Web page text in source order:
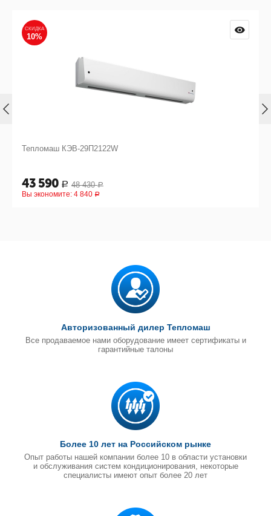
СКИДКА
10%
Тепломаш КЭВ-29П2122W
43 590 Р 48 430 Р
Вы экономите: 4 840 Р
Авторизованный дилер Тепломаш
Все продаваемое нами оборудование имеет сертификаты и
гарантийные талоны
Более 10 лет на Российском рынке
Опыт работы нашей компании более 10 в области установки
и обслуживания систем кондиционирования, некоторые
специалисты имеют опыт более 20 лет